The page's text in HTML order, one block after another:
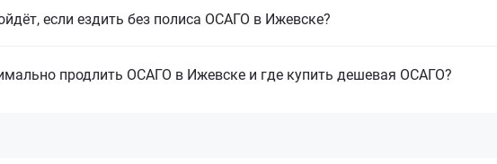
если ездить без полиса ОСАГО в Ижевске?
продлить ОСАГО в Ижевске и где купить дешевая ОСАГО?